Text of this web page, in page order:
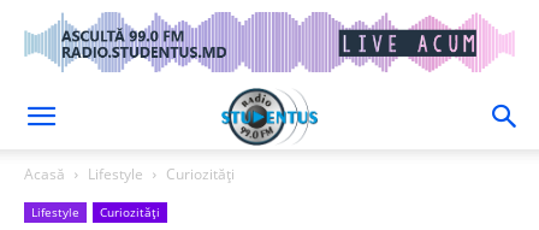
Acasă Lifestyle Curiozități
Lifestyle Curiozități